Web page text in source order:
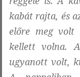
kabát rajta, és
előre meg volt
kellett volna.
ugyanott volt,